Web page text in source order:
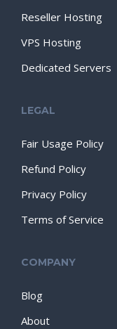
Reseller Hosting
VPS Hosting
Dedicated Servers
LEGAL
Fair Usage Policy
Refund Policy
Privacy Policy
Terms of Service
COMPANY
Blog
About